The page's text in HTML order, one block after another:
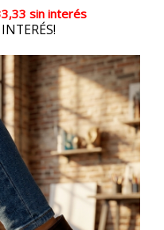
sin interés